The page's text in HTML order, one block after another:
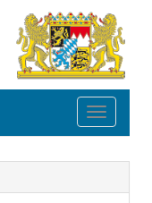
Toggle